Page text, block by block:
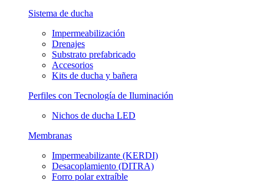
Sistema de ducha
Impermeabilización
Drenajes
Substrato prefabricado
Accesorios
Kits de ducha y bañera
Perfiles con Tecnología de Iluminación
Nichos de ducha LED
Membranas
Impermeabilizante (KERDI)
Desacoplamiento (DITRA)
Forro polar extraíble